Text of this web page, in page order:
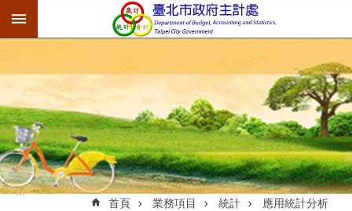
跳到主要內容區塊
:::
首頁 業務項目 統計
應用統計分析